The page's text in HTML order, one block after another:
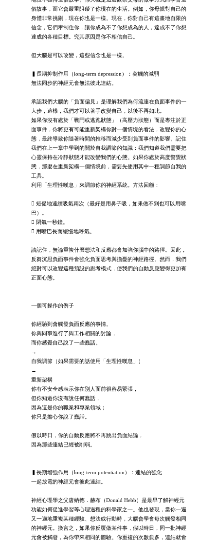
個故事，而它會嚴重阻礙了你現在的生活。例如，你母親對自己的
身體非常挑剔，現在你也是一樣。現在，你對自己有這畫地自限的
信念，它們牽制住你，讓你成為不了你想成為的人，達成不了你想
達成的各種目標。究其原因是你不相信自己。
但大腦是可以改變，這些信念也是一樣。
▍長期抑制作用（long-term depression）：突觸的減弱
無法同步的神經元會無法彼此連結。
承認我們大腦的「負面偏見」是理解我們為何流連在負面事件的一
大步，這樣，我們才可以著手改變自己，以後不再如此。
如果你沒有處於「戰鬥或逃跑狀態」（高壓力狀態）而是專注於正
面事件，你將更有可能重新架構你對一個情境的看法，改變你的心
態，最終導致你隨著時間的推移而減少受到負面事件的影響。記住
我們在上一章中學到的關於自我調節的知識：我們知道我們需要把
心靈保持在冷靜狀態才能改變我們的心態。如果你處於高度警覺狀
態，那麼在重新架構一個情境前，需要先使用其中一種調節自我的
工具。
利用「生理性嘆息」來調節你的神經系統。方法回顧：
 短促地連續吸氣兩次（最好是用鼻子吸，如果做不到也可以用嘴
巴）。
 閉氣一秒鐘。
 用嘴巴長而緩慢地呼氣。
請記住，無論重複什麼想法和反應都會加強你腦中的路徑。因此，
反芻沉思負面事件會強化負面思考與擔憂的神經路徑。然而，我們
絕對可以改變這種預設的思考模式，使我們的自動反應變得更加有
正面心態。
一個可操作的例子
你經驗到會觸發負面反應的事情。
你與同事進行了與工作相關的討論，
而你感覺自己說了一些蠢話。
→
自我調節（如果需要的話使用「生理性嘆息」）
→
重新架構
你有不安全感表示你在別人面前很容易緊張，
但你知道你沒有說任何蠢話，
因為這是你的職業和專業領域；
你只是擔心你說了蠢話。
假以時日，你的自動反應將不再跳出負面結論，
因為那些連結已經被削弱。
▍長期增強作用（long-term potentiation）：連結的強化
一起放電的神經元會彼此連結。
神經心理學之父唐納德．赫布（Donald Hebb）是最早了解神經元
功能如何促進學習等心理過程的科學家之一。他也發現，當你一遍
又一遍地重複某種經驗、想法或行動時，大腦會學會每次觸發相同
的神經元。換言之，如果你反覆做某件事，假以時日，同一批神經
元會被觸發，為你帶來相同的體驗。你重複的次數愈多，連結就會